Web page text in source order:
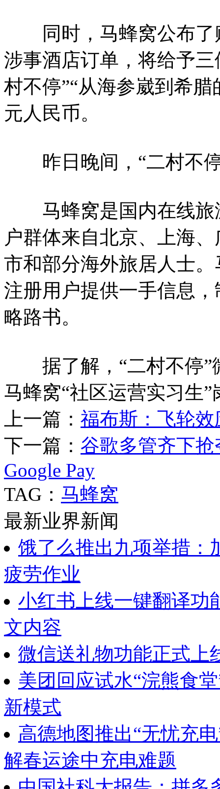
同时，马蜂窝公布了
涉事酒店订单，将给予
村不停”“从海参崴到希
元人民币。
昨日晚间，“二村不停
马蜂窝是国内在线旅
户群体来自北京、上海
市和部分海外旅居人士
注册用户提供一手信息
略路书。
据了解，“二村不停”
马蜂窝“社区运营实习生
上一篇： 福布斯：飞轮
下一篇： 谷歌多管齐下
Google Pay
TAG： 马蜂窝
最新业界新闻
饿了么推出九项举措：
疲劳作业
小红书上线一键翻译功
文内容
微信送礼物功能正式上
美团回应试水“浣熊食
新模式
高德地图推出“无忧充
解春运途中充电难题